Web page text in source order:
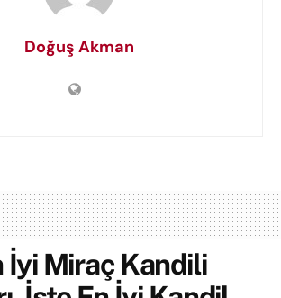
Doğuş Akman
İyi Miraç Kandili